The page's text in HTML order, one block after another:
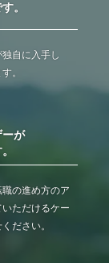
。
自に入手し
。
ーが
の進め方のア
ただけるケー
ださい。